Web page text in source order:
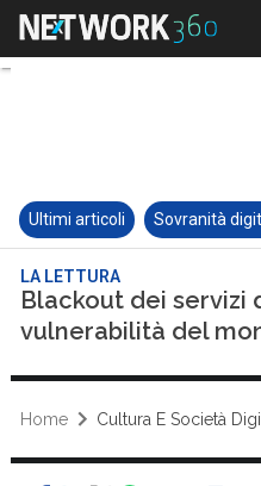
Ultimi articoli Sovranità
LA LETTURA
Blackout dei servizi
vulnerabilità del
Home Cultura E Società